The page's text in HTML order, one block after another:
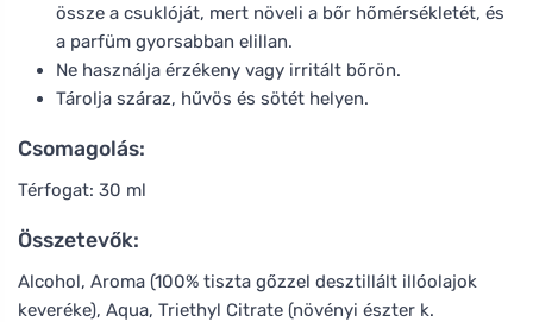
össze a csuklóját, mert növeli a bőr hőmérsékletét, és
a parfüm gyorsabban elillan.
Ne használja érzékeny vagy irritált bőrön.
Tárolja száraz, hűvös és sötét helyen.
Csomagolás:
Térfogat: 30 ml
Összetevők:
Alcohol, Aroma (100% tiszta gőzzel desztillált illóolajok
keveréke), Aqua, Triethyl Citrate (növényi észter k.